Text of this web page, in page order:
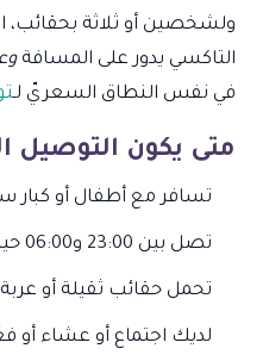
ولشخصين أو ثلاثة بحقائب،
التاكسي يدور على المسافة
في نفس النطاق السعريّ لـ
متى يكون التوصيل
تسافر مع أطفال أو
تصل بين 23:00 و06:00 حيث ينحسر المترو.
تحمل حقائب ثقيلة أو
لديك اجتماع أو عشاء أو